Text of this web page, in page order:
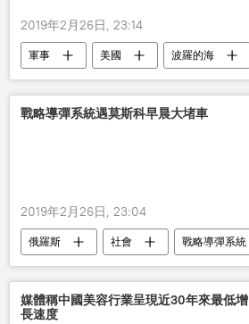
2019年2月26日, 23:14
軍事 美國
波羅的海
驅逐艦
戰略導彈系統遇莫斯科早晨大堵車
2019年2月26日, 23:04
俄羅斯 社會
戰略導彈系統
堵車
媒體稱中國美容行業呈現近30年來最低增
長速度